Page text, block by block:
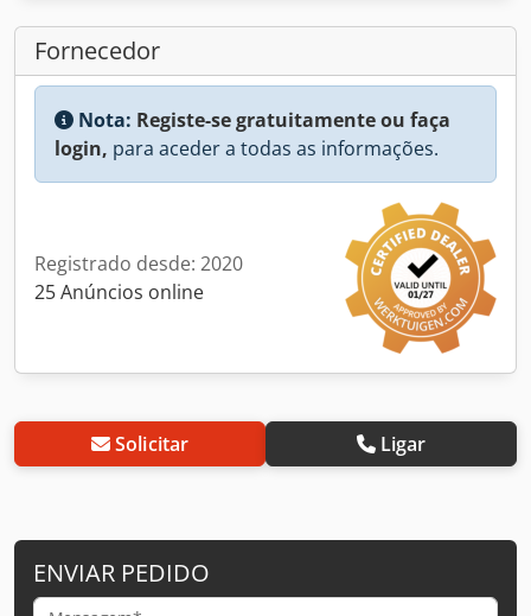
Fornecedor
Nota: Registe-se gratuitamente ou faça
login, para aceder a todas as informações.
Registrado desde: 2020
25 Anúncios online
Solicitar Ligar
ENVIAR PEDIDO